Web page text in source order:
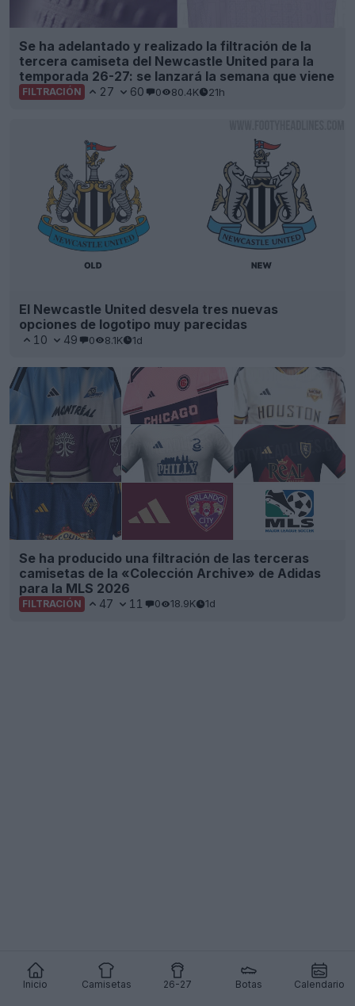
Inicio Camisetas 26-27 Botas Calendario
Se ha adelantado y realizado la filtración de la
tercera camiseta del Newcastle United para la
temporada 26-27: se lanzará la semana que viene
FILTRACIÓN 27 60 0 80.4K 21h
El Newcastle United desvela tres nuevas
opciones de logotipo muy parecidas
10 49 0 8.1K 1d
Se ha producido una filtración de las terceras
camisetas de la «Colección Archive» de Adidas
para la MLS 2026
FILTRACIÓN 47 11 0 18.9K 1d